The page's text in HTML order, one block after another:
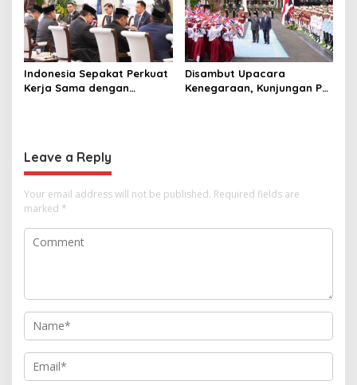
Indonesia Sepakat Perkuat
Kerja Sama dengan
Disambut Upacara
Kenegaraan, Kunjungan PM
Leave a Reply
Your email address will not be published. Required fields are
marked *